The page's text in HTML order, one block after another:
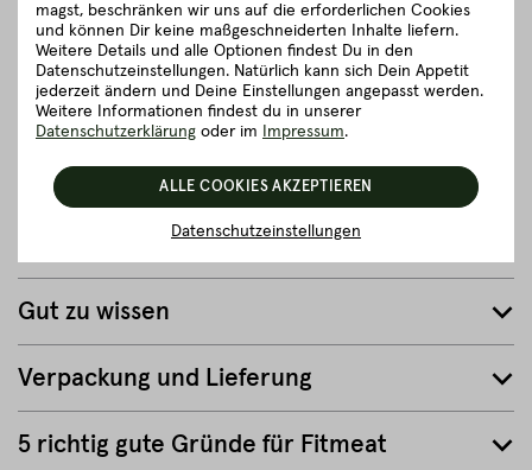
schließen
Zubereitungsempfehlung
Details zum Artikel ”Full Packer Brisket -
Brustkern ca. 5,00 - 6,00 kg”
Gut zu wissen
Verpackung und Lieferung
5 richtig gute Gründe für Fitmeat
magst, beschränken wir uns auf die erforderlichen Cookies
und können Dir keine maßgeschneiderten Inhalte liefern.
Weitere Details und alle Optionen findest Du in den
Datenschutzeinstellungen. Natürlich kann sich Dein Appetit
jederzeit ändern und Deine Einstellungen angepasst werden.
Weitere Informationen findest du in unserer
Datenschutzerklärung oder im Impressum.
Datenschutzeinstellungen
ALLE COOKIES AKZEPTIEREN